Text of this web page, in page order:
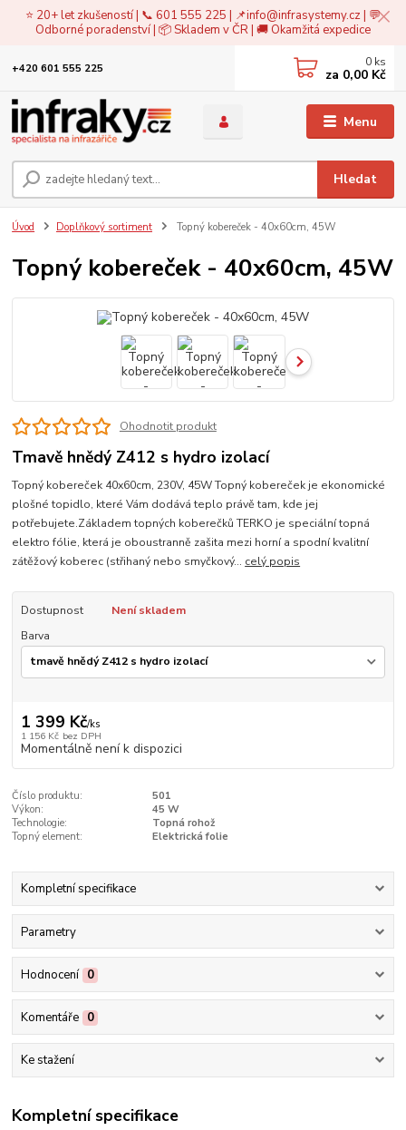
⭐ 20+ let zkušeností | 📞 601 555 225 | 📌info@infrasystemy.cz| 💬
Odborné poradenství | 📦 Skladem v ČR | 🚚 Okamžitá expedice
Menu
Hledat
+420 601 555 225 0 ks
za 0,00 Kč
Úvod Doplňkový sortiment Topný kobereček - 40x60cm, 45W
Topný kobereček - 40x60cm, 45W
Ohodnotit produkt
Tmavě hnědý Z412 s hydro izolací
Topný kobereček 40x60cm, 230V, 45W Topný kobereček je ekonomické
plošné topidlo, které Vám dodává teplo právě tam, kde jej
potřebujete.Základem topných koberečků TERKO je speciální topná
elektro fólie, která je oboustranně zašita mezi horní a spodní kvalitní
zátěžový koberec (střihaný nebo smyčkový... celý popis
Dostupnost
Není skladem
Barva
1 399 Kč/ks
1 156 Kč bez DPH
Momentálně není k dispozici
Číslo produktu:
501
Výkon:
45 W
Technologie:
Topná rohož
Topný element:
Elektrická folie
Kompletní specifikace
Parametry
Hodnocení 0
Komentáře 0
Ke stažení
Kompletní specifikace